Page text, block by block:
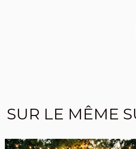
SUR LE MÊME